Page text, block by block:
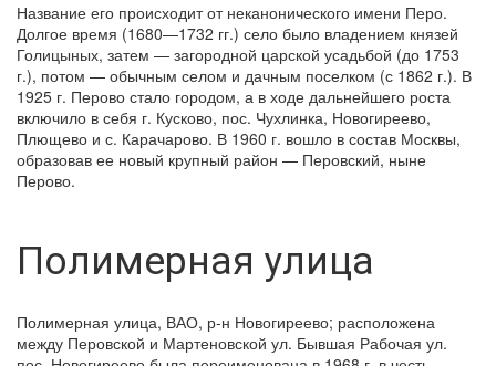
Название его происходит от неканонического имени Перо.
Долгое время (1680—1732 гг.) село было владением князей
Голицыных, затем — загородной царской усадьбой (до 1753
г.), потом — обычным селом и дачным поселком (с 1862 г.). В
1925 г. Перово стало городом, а в ходе дальнейшего роста
включило в себя г. Кусково, пос. Чухлинка, Новогиреево,
Плющево и с. Карачарово. В 1960 г. вошло в состав Москвы,
образовав ее новый крупный район — Перовский, ныне
Перово.
Полимерная улица
Полимерная улица, ВАО, р-н Новогиреево; расположена
между Перовской и Мартеновской ул. Бывшая Рабочая ул.